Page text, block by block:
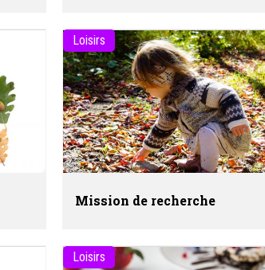
Loisirs
Mission de recherche
Loisirs